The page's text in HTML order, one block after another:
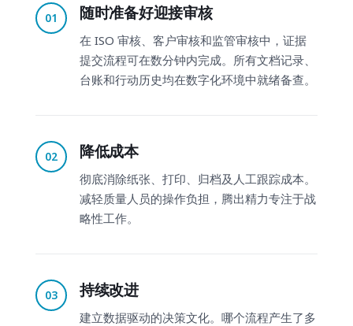
01 随时准备好迎接审核
在 ISO 审核、客户审核和监管审核中，证据
提交流程可在数分钟内完成。所有文档记录、
台账和行动历史均在数字化环境中就绪备查。
02 降低成本
彻底消除纸张、打印、归档及人工跟踪成本。
减轻质量人员的操作负担，腾出精力专注于战
略性工作。
03 持续改进
建立数据驱动的决策文化。哪个流程产生了多